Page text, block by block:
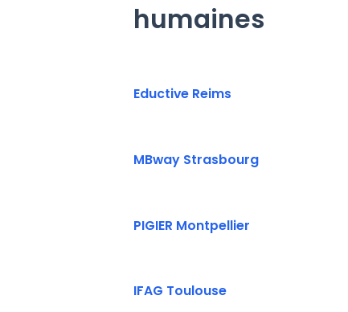
humaines
Eductive Reims
MBway Strasbourg
PIGIER Montpellier
IFAG Toulouse